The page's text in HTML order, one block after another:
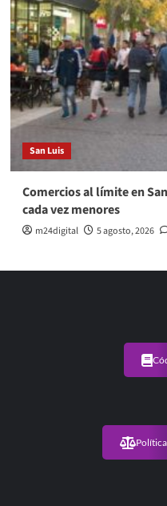
San Luis
Comercios al límite en
cada vez menores
m24digital 5 agosto, 2026